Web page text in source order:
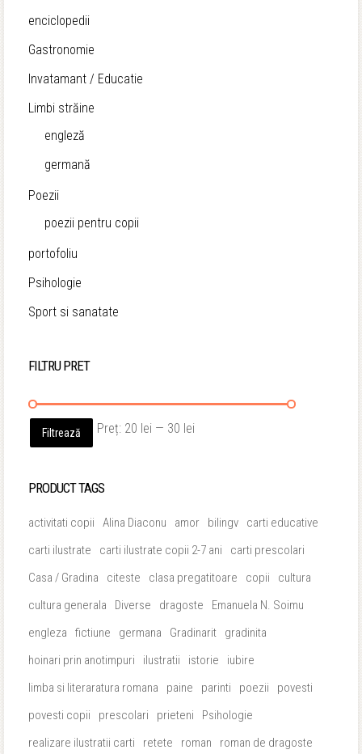
enciclopedii
Gastronomie
Invatamant / Educatie
Limbi străine
engleză
germană
Poezii
poezii pentru copii
portofoliu
Psihologie
Sport si sanatate
FILTRU PRET
Preț
Preț
Filtrează Preț: 20 lei — 30 lei
PRODUCT TAGS
activitati copii Alina Diaconu amor bilingv
carti educative
carti ilustrate
carti ilustrate copii 2-7 ani
carti prescolari
Casa / Gradina
citeste clasa pregatitoare copii
cultura
cultura generala
Diverse dragoste
Emanuela N. Soimu
engleza
fictiune germana Gradinarit
gradinita
hoinari prin anotimpuri
ilustratii istorie
iubire
limba si literaratura romana
paine parinti poezii
povesti
povesti copii
prescolari prieteni
Psihologie
realizare ilustratii carti
retete roman
roman de dragoste